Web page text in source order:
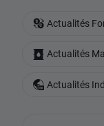
Actualités
Actualités
Actualités